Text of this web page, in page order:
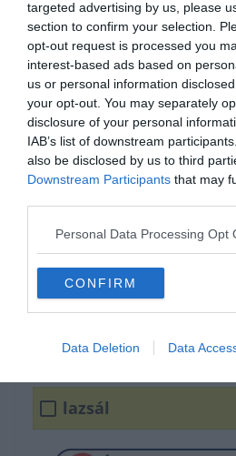
targeted advertising by us, please
section to confirm your selection.
opt-out request is processed you
interest-based ads based on
us or personal information
your opt-out. You may separately
disclosure of your personal
IAB’s list of downstream
also be disclosed by us to third
Downstream Participants that may
Personal Data Processing Opt
CONFIRM
Data Deletion Data
Aki ________,
pénzt keresni.
eszik
dolgozik
alszik
lazsál